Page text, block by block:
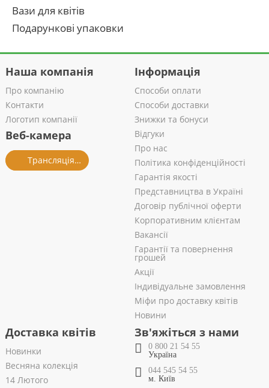
Вази для квітів
Подарункові упаковки
Наша компанія
Про компанію
Контакти
Логотип компанії
Веб-камера
Трансляція із салону
Інформація
Способи оплати
Способи доставки
Знижки та бонуси
Відгуки
Про нас
Політика конфіденційності
Гарантія якості
Представництва в Україні
Договір публічної оферти
Корпоративним клієнтам
Вакансії
Гарантії та повернення
грошей
Акції
Індивідуальне замовлення
Міфи про доставку квітів
Новини
Доставка квітів
Новинки
Весняна колекція
14 Лютого
Зв'яжіться з нами
0 800 21 54 55
Україна
044 545 54 55
м. Київ